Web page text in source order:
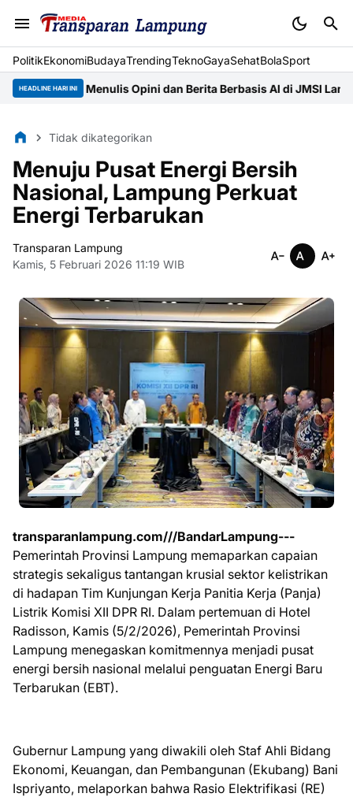
PolitikEkonomiBudayaTrendingTeknoGayaSehatBolaSport
HEADLINE HARI INI
Menulis Opini dan Berita Berbasis AI di JMSI Lampung
Tidak dikategorikan
Menuju Pusat Energi Bersih
Nasional, Lampung Perkuat
Energi Terbarukan
Transparan Lampung
Kamis, 5 Februari 2026 11:19 WIB
transparanlampung.com///BandarLampung---
Pemerintah Provinsi Lampung memaparkan capaian
strategis sekaligus tantangan krusial sektor kelistrikan
di hadapan Tim Kunjungan Kerja Panitia Kerja (Panja)
Listrik Komisi XII DPR RI. Dalam pertemuan di Hotel
Radisson, Kamis (5/2/2026), Pemerintah Provinsi
Lampung menegaskan komitmennya menjadi pusat
energi bersih nasional melalui penguatan Energi Baru
Terbarukan (EBT).
​Gubernur Lampung yang diwakili oleh Staf Ahli Bidang
Ekonomi, Keuangan, dan Pembangunan (Ekubang) Bani
Ispriyanto, melaporkan bahwa Rasio Elektrifikasi (RE)